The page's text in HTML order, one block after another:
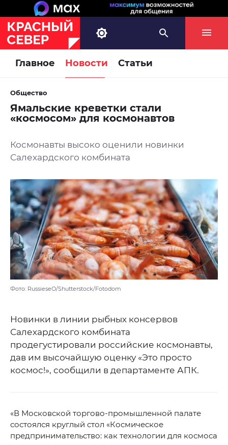
Главное Новости Статьи
Общество
Ямальские креветки стали
«космосом» для космонавтов
Космонавты высоко оценили новинки
Салехардского комбината
Фото: RussieseO/Shutterstock/Fotodom
Новинки в линии рыбных консервов
Салехардского комбината
продегустировали российские космонавты,
дав им высочайшую оценку «Это просто
космос!», сообщили в департаменте АПК.
«В Московской торгово-промышленной палате
состоялся круглый стол «Космическое
предпринимательство: как технологии для космоса